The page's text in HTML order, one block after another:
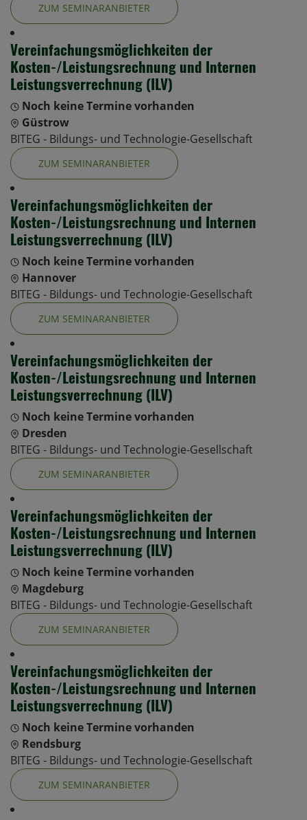
ZUM SEMINARANBIETER
Vereinfachungsmöglichkeiten der
Kosten-/Leistungsrechnung und Internen
Leistungsverrechnung (ILV)
Noch keine Termine vorhanden
Güstrow
BITEG - Bildungs- und Technologie-Gesellschaft
ZUM SEMINARANBIETER
Vereinfachungsmöglichkeiten der
Kosten-/Leistungsrechnung und Internen
Leistungsverrechnung (ILV)
Noch keine Termine vorhanden
Hannover
BITEG - Bildungs- und Technologie-Gesellschaft
ZUM SEMINARANBIETER
Vereinfachungsmöglichkeiten der
Kosten-/Leistungsrechnung und Internen
Leistungsverrechnung (ILV)
Noch keine Termine vorhanden
Dresden
BITEG - Bildungs- und Technologie-Gesellschaft
ZUM SEMINARANBIETER
Vereinfachungsmöglichkeiten der
Kosten-/Leistungsrechnung und Internen
Leistungsverrechnung (ILV)
Noch keine Termine vorhanden
Magdeburg
BITEG - Bildungs- und Technologie-Gesellschaft
ZUM SEMINARANBIETER
Vereinfachungsmöglichkeiten der
Kosten-/Leistungsrechnung und Internen
Leistungsverrechnung (ILV)
Noch keine Termine vorhanden
Rendsburg
BITEG - Bildungs- und Technologie-Gesellschaft
ZUM SEMINARANBIETER